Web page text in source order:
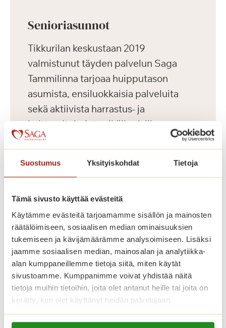
Suostumus Yksityiskohdat Tietoja
Tämä sivusto käyttää evästeitä
Käytämme evästeitä tarjoamamme sisällön ja mainosten
räätälöimiseen, sosiaalisen median ominaisuuksien
tukemiseen ja kävijämäärämme analysoimiseen. Lisäksi
jaamme sosiaalisen median, mainosalan ja analytiikka-
alan kumppaneillemme tietoja siitä, miten käytät
sivustoamme. Kumppanimme voivat yhdistää näitä
tietoja muihin tietoihin, joita olet antanut heille tai joita on
kerätty, kun olet käyttänyt heidän palvelujaan.
Lue lisää evästeistä:
Senioriasunnot
Tikkurilan keskustaan 2019
valmistunut täyden palvelun Saga
Tammilinna tarjoaa huipputason
asumista, ensiluokkaisia palveluita
sekä aktiivista harrastus- ja
kulttuuritoimintaa ikäihmisille.
Keskeisen sijaintinsa ansiosta
useaan suuntaan.
Saga Tammilinnassa on yhteensä 129
vuokrattavaa senioriasuntoa, yksiöitä
ja kaksioita kooltaan 36-56 m2
kahdeksassa kerroksessa. Palvelutalon
hyvin varustellut senioriasunnot on
toteutettu yksityisten Saga-
palvelutalojen korkeiden
laatukriteerien mukaisesti. Meillä asut
omassa kodissasi, jonka voit sisustaa